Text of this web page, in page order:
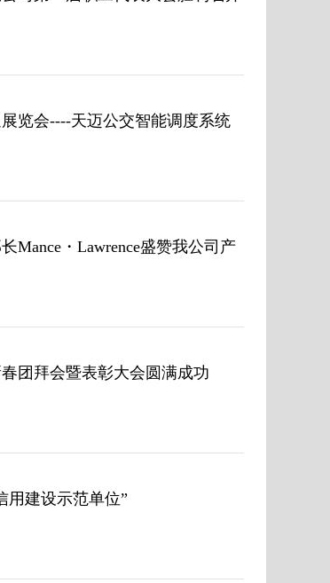
览会----天迈公交智能调度系统
Mance・Lawrence盛赞我公司产
团拜会暨表彰大会圆满成功
用建设示范单位”